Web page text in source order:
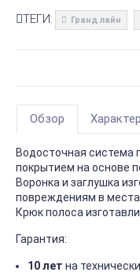
ТЕГИ: Гранд лайн
Обзор
Водосточная система
покрытием на основе
Воронка и заглушка
повреждениям в
Крюк полоса
Гарантия:
10 лет на